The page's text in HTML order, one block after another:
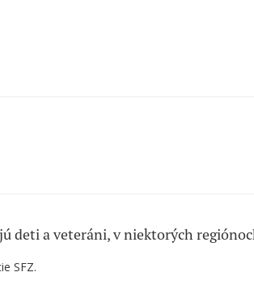
SFZ.
deti a veteráni, v niektorých